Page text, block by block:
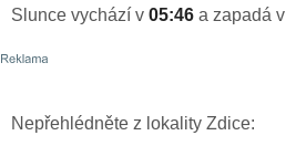
Slunce vychází v 05:46 a zapadá v
Nepřehlédněte z lokality Zdice: